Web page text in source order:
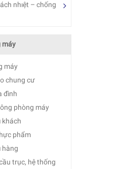
nhıệt – chống
máy
máy
chung cư
đình
phòng máy
khách
phẩm
hàng
trục, hệ thống